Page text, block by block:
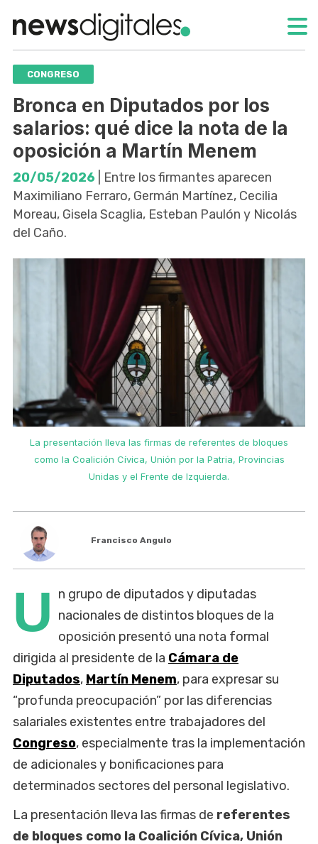
CONGRESO
Bronca en Diputados por los
salarios: qué dice la nota de la
oposición a Martín Menem
20/05/2026 | Entre los firmantes aparecen
Maximiliano Ferraro, Germán Martínez, Cecilia
Moreau, Gisela Scaglia, Esteban Paulón y Nicolás
del Caño.
La presentación lleva las firmas de referentes de bloques
como la Coalición Cívica, Unión por la Patria, Provincias
Unidas y el Frente de Izquierda.
Francisco Angulo
U n grupo de diputados y diputadas
nacionales de distintos bloques de la
oposición presentó una nota formal
dirigida al presidente de la Cámara de
Diputados, Martín Menem, para expresar su
“profunda preocupación” por las diferencias
salariales existentes entre trabajadores del
Congreso, especialmente tras la implementación
de adicionales y bonificaciones para
determinados sectores del personal legislativo.
La presentación lleva las firmas de referentes
de bloques como la Coalición Cívica, Unión